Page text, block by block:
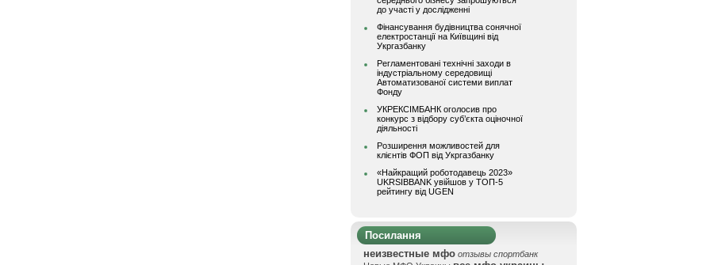
до участі у дослідженні
Фінансування будівництва сонячної
електростанції на Київщині від
Укргазбанку
Регламентовані технічні заходи в
індустріальному середовищі
Автоматизованої системи виплат
Фонду
УКРЕКСІМБАНК оголосив про
конкурс з відбору суб’єкта оціночної
діяльності
Розширення можливостей для
клієнтів ФОП від Укргазбанку
«Найкращий роботодавець 2023»
UKRSIBBANK увійшов у ТОП-5
рейтингу від UGEN
Посилання
неизвестные мфо отзывы спортбанк